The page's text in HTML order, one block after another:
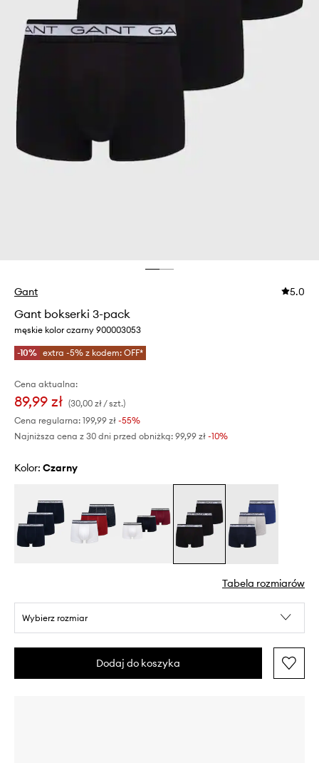
Gant 5.0
Gant bokserki 3-pack
męskie kolor czarny 900003053
-10% extra -5% z kodem: OFF*
Cena aktualna:
89,99 zł (30,00 zł / szt.)
Cena regularna: 199,99 zł -55%
Najniższa cena z 30 dni przed obniżką: 99,99 zł -10%
Kolor: czarny
Tabela rozmiarów
Wybierz rozmiar
Dodaj do koszyka